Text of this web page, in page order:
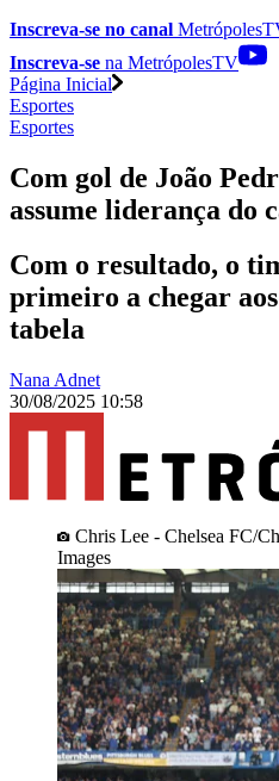
Inscreva-se no canal
Inscreva-se na MetrópolesTV
Página Inicial
Esportes
Esportes
Com gol de João
assume liderança do
Com o resultado, o
primeiro a chegar
tabela
Nana Adnet
30/08/2025 10:58
Chris Lee - Chelsea FC/
Images